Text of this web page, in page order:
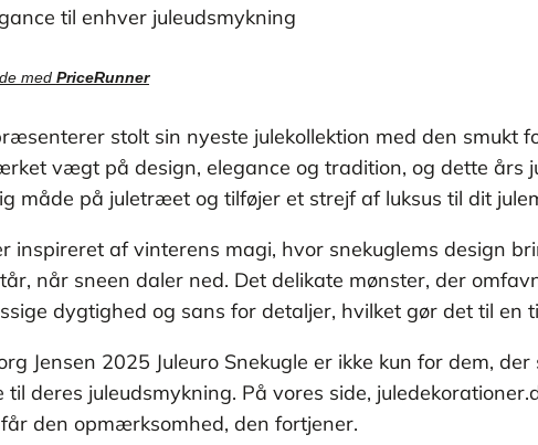
til enhver juleudsmykning
med PriceRunner
stolt sin nyeste julekollektion med den smukt
vægt på design, elegance og tradition, og dette års
måde på juletræet og tilføjer et strejf af luksus til dit
inspireret af vinterens magi, hvor snekuglems design
når sneen daler ned. Det delikate mønster, der
dygtighed og sans for detaljer, hvilket gør det til en
Jensen 2025 Juleuro Snekugle er ikke kun for dem,
til deres juleudsmykning. På vores side,
får den opmærksomhed, den fortjener.